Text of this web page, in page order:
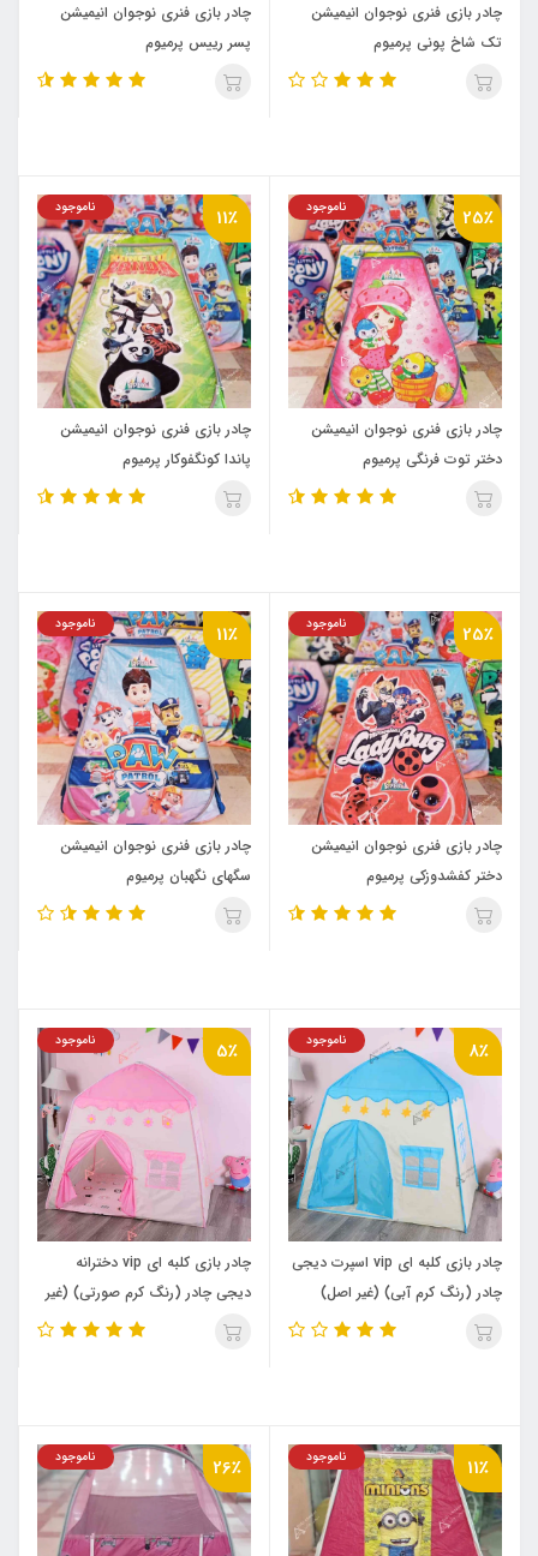
چادر بازی فنری نوجوان انیمیشن
تک شاخ پونی پرمیوم
چادر بازی فنری نوجوان انیمیشن
پسر رییس پرمیوم
25٪ ناموجود
چادر بازی فنری نوجوان انیمیشن
دختر توت فرنگی پرمیوم
11٪ ناموجود
چادر بازی فنری نوجوان انیمیشن
پاندا کونگفوکار پرمیوم
25٪ ناموجود
چادر بازی فنری نوجوان انیمیشن
دختر کفشدوزکی پرمیوم
11٪ ناموجود
چادر بازی فنری نوجوان انیمیشن
سگهای نگهبان پرمیوم
8٪ ناموجود
چادر بازی کلبه ای vip اسپرت دیجی
چادر (رنگ کرم آبی) (غیر اصل)
5٪ ناموجود
چادر بازی کلبه ای vip دخترانه
دیجی چادر (رنگ کرم صورتی) (غیر
اصل)
11٪ ناموجود 26٪ ناموجود